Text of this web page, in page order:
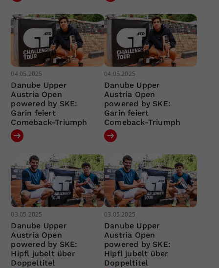
04.05.2025
Danube Upper
Austria Open
powered by SKE:
Garin feiert
Comeback-Triumph
04.05.2025
Danube Upper
Austria Open
powered by SKE:
Garin feiert
Comeback-Triumph
03.05.2025
Danube Upper
Austria Open
powered by SKE:
Hipfl jubelt über
Doppeltitel
03.05.2025
Danube Upper
Austria Open
powered by SKE:
Hipfl jubelt über
Doppeltitel